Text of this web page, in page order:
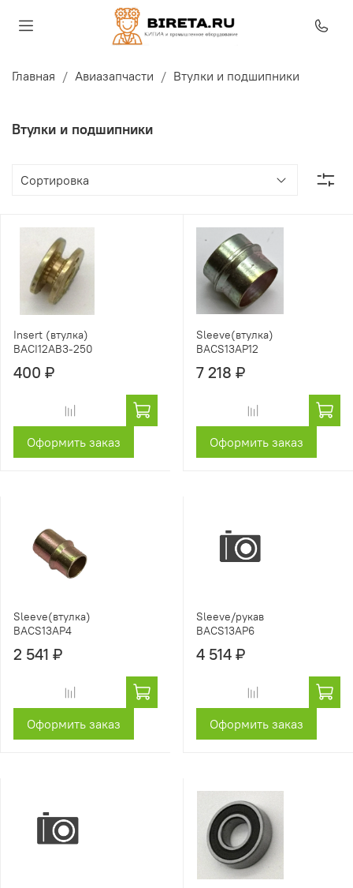
Главная Авиазапчасти Втулки и подшипники
Втулки и подшипники
Insert (втулка)
BACI12AB3-250
400 ₽
Оформить заказ
Sleeve(втулка)
BACS13AP12
7 218 ₽
Оформить заказ
Sleeve(втулка)
BACS13AP4
2 541 ₽
Оформить заказ
Sleeve/рукав
BACS13AP6
4 514 ₽
Оформить заказ